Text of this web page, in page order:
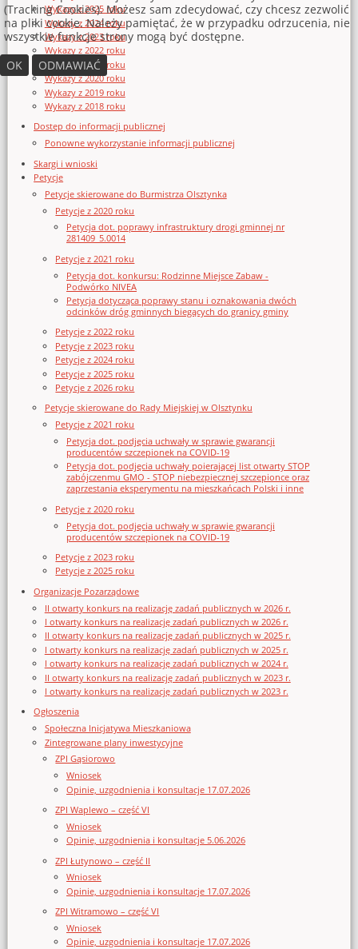
Wykazy z 2025 roku
Wykazy z 2024 roku
Wykazy z 2023 roku
Wykazy z 2022 roku
Wykazy z 2021 roku
Wykazy z 2020 roku
Wykazy z 2019 roku
Wykazy z 2018 roku
Dostęp do informacji publicznej
Ponowne wykorzystanie informacji publicznej
Skargi i wnioski
Petycje
Petycje skierowane do Burmistrza Olsztynka
Petycje z 2020 roku
Petycja dot. poprawy infrastruktury drogi gminnej nr
281409_5.0014
Petycje z 2021 roku
Petycja dot. konkursu: Rodzinne Miejsce Zabaw -
Podwórko NIVEA
Petycja dotycząca poprawy stanu i oznakowania dwóch
odcinków dróg gminnych biegących do granicy gminy
Petycje z 2022 roku
Petycje z 2023 roku
Petycje z 2024 roku
Petycje z 2025 roku
Petycje z 2026 roku
Petycje skierowane do Rady Miejskiej w Olsztynku
Petycje z 2021 roku
Petycja dot. podjęcia uchwały w sprawie gwarancji
producentów szczepionek na COVID-19
Petycja dot. podjęcia uchwały poierającej list otwarty STOP
zabójczenmu GMO - STOP niebezpiecznej szczepionce oraz
zaprzestania eksperymentu na mieszkańcach Polski i inne
Petycje z 2020 roku
Petycja dot. podjęcia uchwały w sprawie gwarancji
producentów szczepionek na COVID-19
Petycje z 2023 roku
Petycje z 2025 roku
Organizacje Pozarządowe
II otwarty konkurs na realizację zadań publicznych w 2026 r.
I otwarty konkurs na realizację zadań publicznych w 2026 r.
II otwarty konkurs na realizację zadań publicznych w 2025 r.
I otwarty konkurs na realizację zadań publicznych w 2025 r.
I otwarty konkurs na realizację zadań publicznych w 2024 r.
II otwarty konkurs na realizację zadań publicznych w 2023 r.
I otwarty konkurs na realizację zadań publicznych w 2023 r.
Ogłoszenia
Społeczna Inicjatywa Mieszkaniowa
Zintegrowane plany inwestycyjne
ZPI Gąsiorowo
Wniosek
Opinie, uzgodnienia i konsultacje 17.07.2026
ZPI Waplewo – część VI
Wniosek
Opinie, uzgodnienia i konsultacje 5.06.2026
ZPI Łutynowo – część II
Wniosek
Opinie, uzgodnienia i konsultacje 17.07.2026
ZPI Witramowo – część VI
Wniosek
Opinie, uzgodnienia i konsultacje 17.07.2026
(Tracking Cookies). Możesz sam zdecydować, czy chcesz zezwolić
na pliki cookie. Należy pamiętać, że w przypadku odrzucenia, nie
wszystkie funkcje strony mogą być dostępne.
OK
ODMAWIAĆ